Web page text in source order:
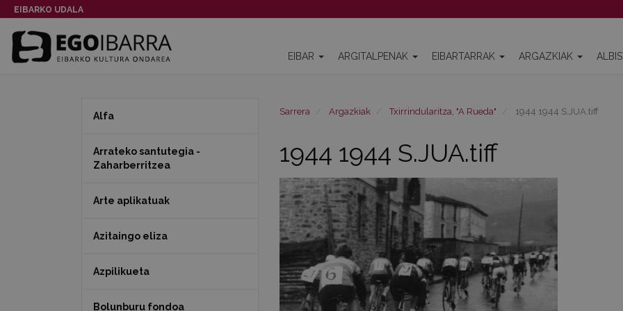
EIBARKO UDALA
EIBAR ARGITALPENAK EIBARTARRAK ARGAZKIAK
Sarrera Argazkiak Txirrindularitza, "A Rueda" 1944 1944 S.JUA.tiff
1944 1944 S.JUA.tiff
Alfa
Arrateko santutegia -
Zaharberritzea
Arte aplikatuak
Azitaingo eliza
Azpilikueta
Bolunburu fondoa